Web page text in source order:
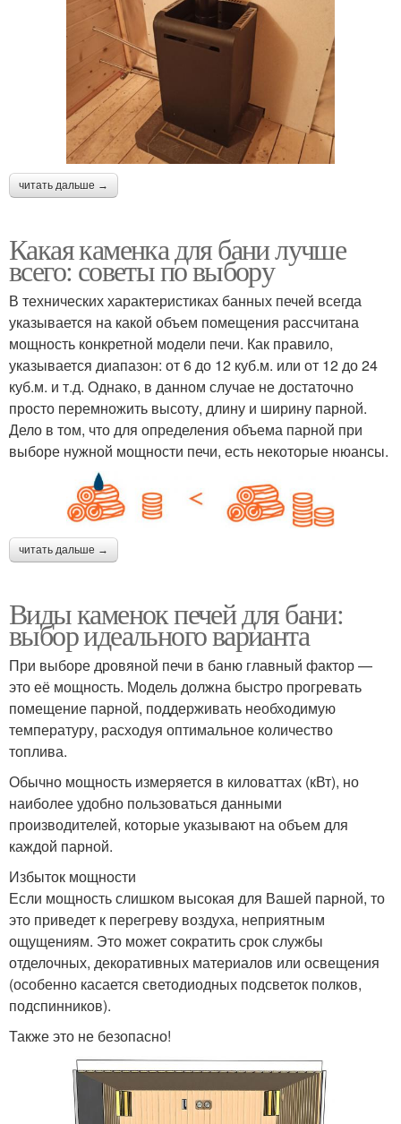
читать дальше →
Какая каменка для бани лучше
всего: советы по выбору
В технических характеристиках банных печей всегда
указывается на какой объем помещения рассчитана
мощность конкретной модели печи. Как правило,
указывается диапазон: от 6 до 12 куб.м. или от 12 до 24
куб.м. и т.д. Однако, в данном случае не достаточно
просто перемножить высоту, длину и ширину парной.
Дело в том, что для определения объема парной при
выборе нужной мощности печи, есть некоторые нюансы.
читать дальше →
Виды каменок печей для бани:
выбор идеального варианта
При выборе дровяной печи в баню главный фактор —
это её мощность. Модель должна быстро прогревать
помещение парной, поддерживать необходимую
температуру, расходуя оптимальное количество
топлива.
Обычно мощность измеряется в киловаттах (кВт), но
наиболее удобно пользоваться данными
производителей, которые указывают на объем для
каждой парной.
Избыток мощности
Если мощность слишком высокая для Вашей парной, то
это приведет к перегреву воздуха, неприятным
ощущениям. Это может сократить срок службы
отделочных, декоративных материалов или освещения
(особенно касается светодиодных подсветок полков,
подспинников).
Также это не безопасно!